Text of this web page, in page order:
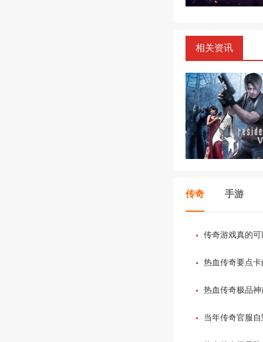
相关资讯
传奇 手游
传奇游戏真的
热血传奇要点
热血传奇极品
当年传奇官服